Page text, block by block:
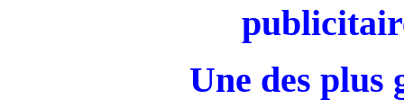
Une des plus